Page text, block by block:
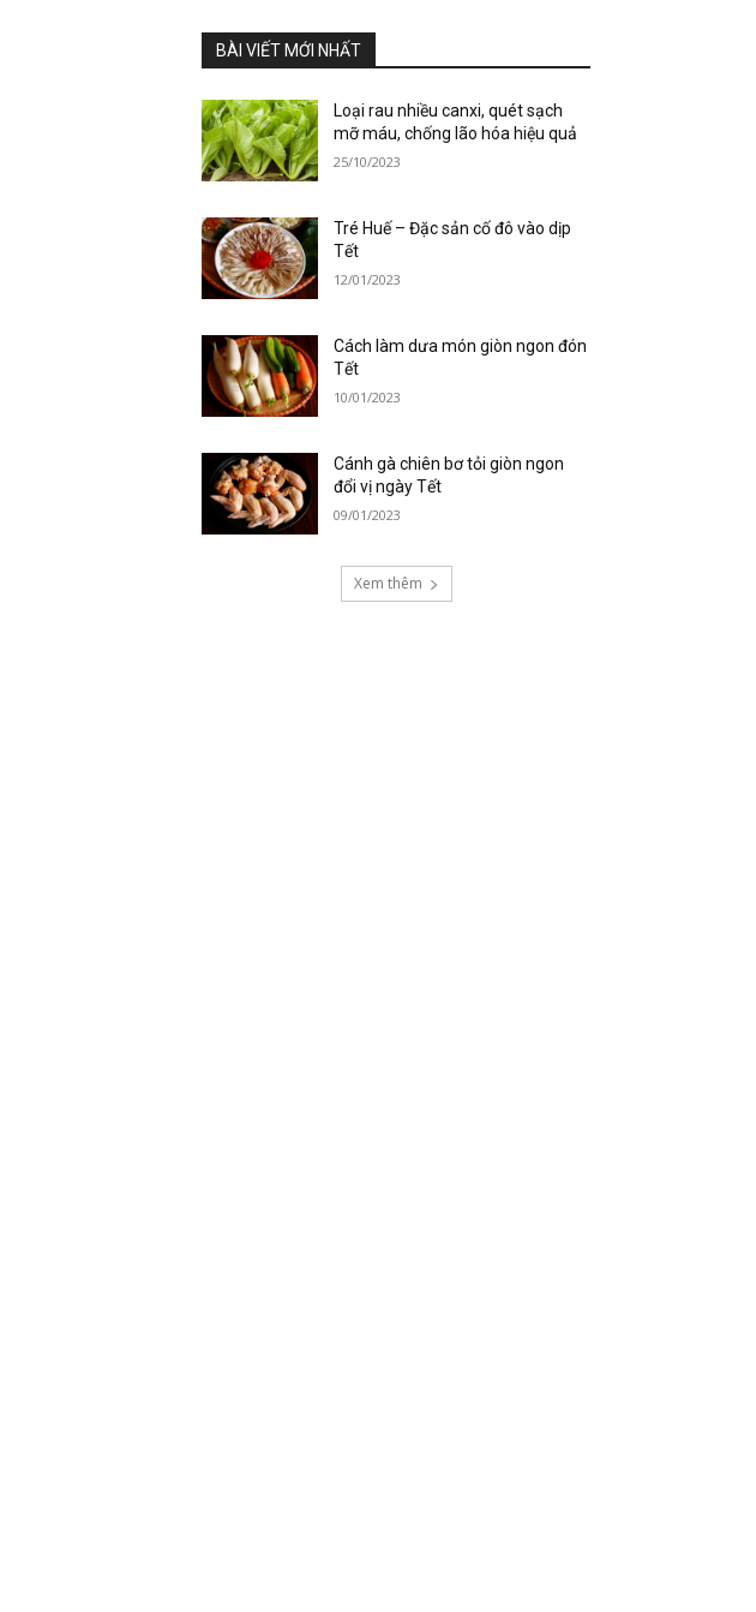
BÀI VIẾT MỚI NHẤT
Loại rau nhiều canxi, quét sạch
mỡ máu, chống lão hóa hiệu quả
25/10/2023
Tré Huế – Đặc sản cố đô vào dịp
Tết
12/01/2023
Cách làm dưa món giòn ngon đón
Tết
10/01/2023
Cánh gà chiên bơ tỏi giòn ngon
đổi vị ngày Tết
09/01/2023
Xem thêm